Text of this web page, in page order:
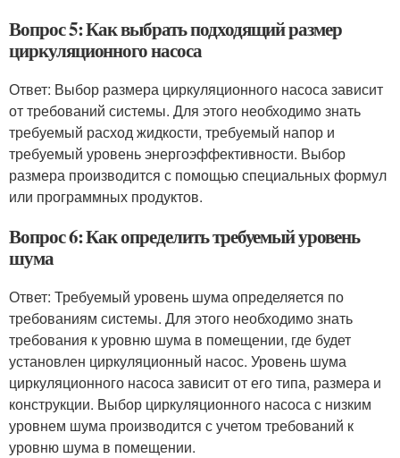
Вопрос 5: Как выбрать подходящий размер
циркуляционного насоса
Ответ: Выбор размера циркуляционного насоса зависит
от требований системы. Для этого необходимо знать
требуемый расход жидкости, требуемый напор и
требуемый уровень энергоэффективности. Выбор
размера производится с помощью специальных формул
или программных продуктов.
Вопрос 6: Как определить требуемый уровень
шума
Ответ: Требуемый уровень шума определяется по
требованиям системы. Для этого необходимо знать
требования к уровню шума в помещении, где будет
установлен циркуляционный насос. Уровень шума
циркуляционного насоса зависит от его типа, размера и
конструкции. Выбор циркуляционного насоса с низким
уровнем шума производится с учетом требований к
уровню шума в помещении.